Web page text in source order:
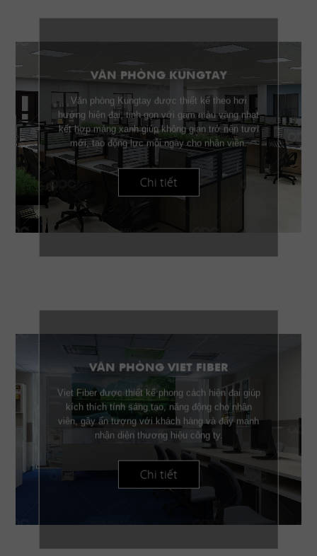
VĂN PHÒNG KUNGTAY
Văn phòng Kungtay được thiết kế theo hơi
hướng hiện đại, tinh gọn với gam màu vàng nhạt
kết hợp mảng xanh giúp không gian trở nên tươi
mới, tạo động lực mỗi ngày cho nhân viên.
Chi tiết
VĂN PHÒNG VIET FIBER
Viet Fiber được thiết kế phong cách hiện đại giúp
kích thích tính sáng tạo, năng động cho nhân
viên, gây ấn tượng với khách hàng và đẩy mạnh
nhận diện thương hiệu công ty.
Chi tiết